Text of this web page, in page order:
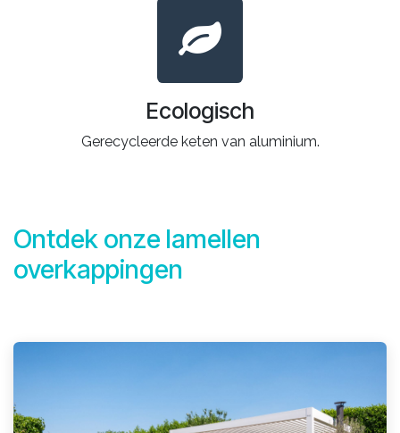
Ecologisch
Gerecycleerde keten van aluminium.
Ontdek onze lamellen
overkappingen